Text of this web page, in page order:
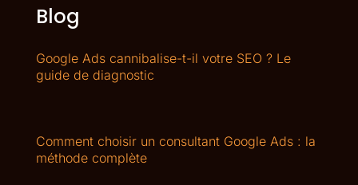
Blog
Google Ads cannibalise-t-il votre SEO ? Le
guide de diagnostic
Comment choisir un consultant Google Ads : la
méthode complète